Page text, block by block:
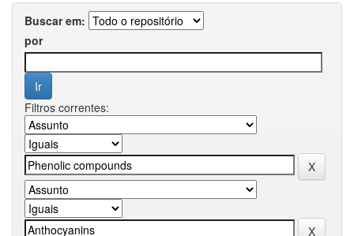
Buscar em:
por
Filtros correntes: